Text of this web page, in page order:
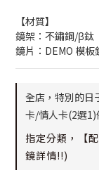
【材質】
鏡架：不鏽鋼/β鈦
鏡片：DEMO 模板
全店，特別的日
卡/情人卡(2選
指定分類，【
鏡詳情!!)